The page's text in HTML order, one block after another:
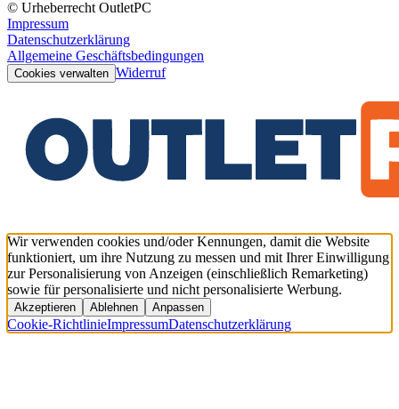
© Urheberrecht OutletPC
Impressum
Datenschutzerklärung
Allgemeine Geschäftsbedingungen
Cookies verwalten Widerruf
Wir verwenden cookies und/oder Kennungen, damit die Website
funktioniert, um ihre Nutzung zu messen und mit Ihrer Einwilligung
zur Personalisierung von Anzeigen (einschließlich Remarketing)
sowie für personalisierte und nicht personalisierte Werbung.
Akzeptieren Ablehnen Anpassen
Cookie-RichtlinieImpressumDatenschutzerklärung